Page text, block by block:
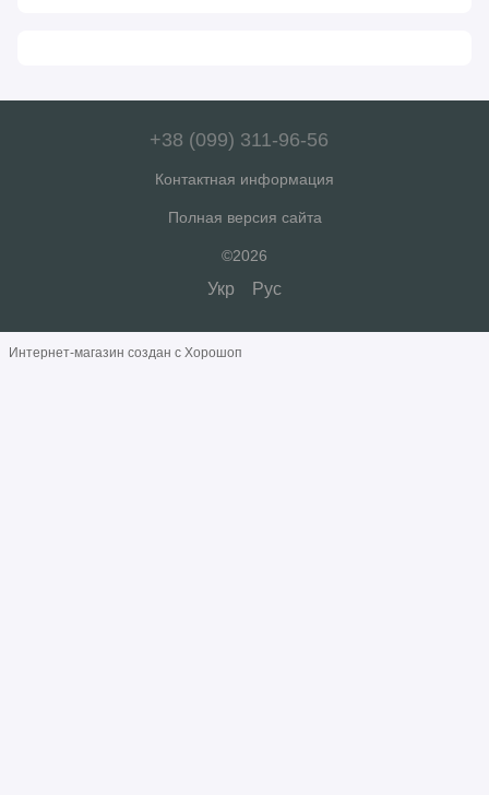
+38 (099) 311-96-56
Контактная информация
Полная версия сайта
©2026
Укр Рус
Интернет-магазин создан с Хорошоп